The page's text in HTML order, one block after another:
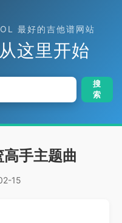
最好的吉他谱网站
这里开始
搜
索
手主题曲
15